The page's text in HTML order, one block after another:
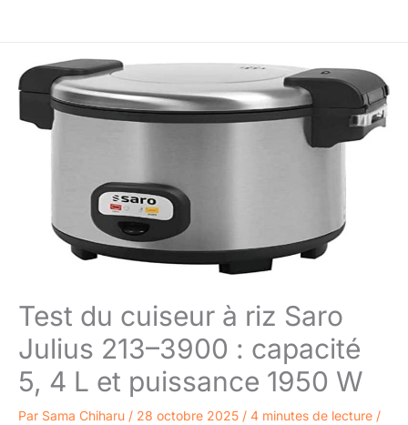
Test du cuiseur à riz Saro
Julius 213–3900 : capacité
5, 4 L et puissance 1950 W
Par Sama Chiharu / 28 octobre 2025 / 4 minutes de lecture /